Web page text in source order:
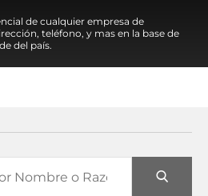
de cualquier empresa de
teléfono, y mas en la base de
del país.